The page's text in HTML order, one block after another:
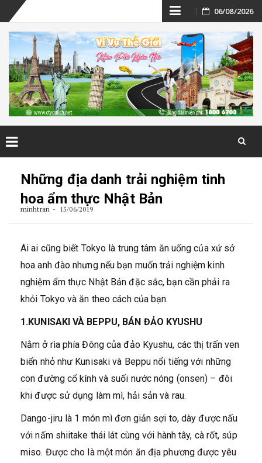
Skip
to
content
06/08/2026
Những địa danh trải nghiệm tinh
hoa ẩm thực Nhật Bản
minhtran 15/06/2019
Ai ai cũng biết Tokyo là trung tâm ăn uống của xứ sở
hoa anh đào nhưng nếu bạn muốn trải nghiệm kinh
nghiệm ẩm thực Nhật Bản đặc sắc, bạn cần phải ra
khỏi Tokyo và ăn theo cách của bạn.
1.KUNISAKI VÀ BEPPU, BÁN ĐẢO KYUSHU
Nằm ở rìa phía Đông của đảo Kyushu, các thị trấn ven
biển nhỏ như Kunisaki và Beppu nổi tiếng với những
con đường cổ kính và suối nước nóng (onsen) – đôi
khi được sử dụng làm mì, hải sản và rau.
Dango-jiru là 1 món mì đơn giản sợi to, dày được nấu
với nấm shiitake thái lát cùng với hành tây, cà rốt, súp
miso. Được cho là một món ăn địa phương được yêu